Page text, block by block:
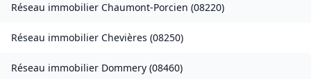
Réseau immobilier Chaumont-Porcien (08220)
Réseau immobilier Chevières (08250)
Réseau immobilier Dommery (08460)